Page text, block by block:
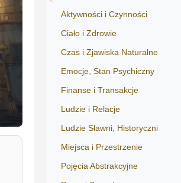
Aktywności i Czynności
Ciało i Zdrowie
Czas i Zjawiska Naturalne
Emocje, Stan Psychiczny
Finanse i Transakcje
Ludzie i Relacje
Ludzie Sławni, Historyczni
Miejsca i Przestrzenie
Pojęcia Abstrakcyjne